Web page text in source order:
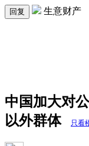
回复 生意财产
中国加大对
以外群体
只看